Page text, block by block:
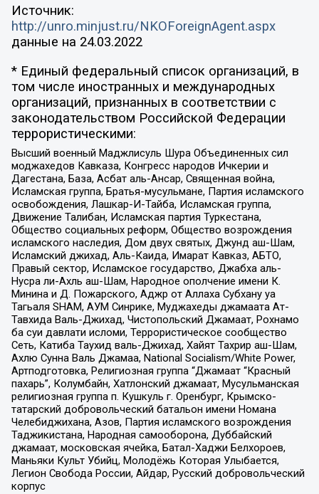
Источник:
http://unro.minjust.ru/NKOForeignAgent.aspx
данные на 24.03.2022
* Единый федеральный список организаций, в
том числе иностранных и международных
организаций, признанных в соответствии с
законодательством Российской Федерации
террористическими:
Высший военный Маджлисуль Шура Объединенных сил
моджахедов Кавказа, Конгресс народов Ичкерии и
Дагестана, База, Асбат аль-Ансар, Священная война,
Исламская группа, Братья-мусульмане, Партия исламского
освобождения, Лашкар-И-Тайба, Исламская группа,
Движение Талибан, Исламская партия Туркестана,
Общество социальных реформ, Общество возрождения
исламского наследия, Дом двух святых, Джунд аш-Шам,
Исламский джихад, Аль-Каида, Имарат Кавказ, АБТО,
Правый сектор, Исламское государство, Джабха аль-
Нусра ли-Ахль аш-Шам, Народное ополчение имени К.
Минина и Д. Пожарского, Аджр от Аллаха Субхану уа
Тагьаля SHAM, АУМ Синрике, Муджахеды джамаата Ат-
Тавхида Валь-Джихад, Чистопольский Джамаат, Рохнамо
ба суи давлати исломи, Террористическое сообщество
Сеть, Катиба Таухид валь-Джихад, Хайят Тахрир аш-Шам,
Ахлю Сунна Валь Джамаа, National Socialism/White Power,
Артподготовка, Религиозная группа “Джамаат “Красный
пахарь”, Колумбайн, Хатлонский джамаат, Мусульманская
религиозная группа п. Кушкуль г. Оренбург, Крымско-
татарский добровольческий батальон имени Номана
Челебиджихана, Азов, Партия исламского возрождения
Таджикистана, Народная самооборона, Дуббайский
джамаат, московская ячейка, Батал-Хаджи Белхороев,
Маньяки Культ Убийц, Молодёжь Которая Улыбается,
Легион Свобода России, Айдар, Русский добровольческий
корпус